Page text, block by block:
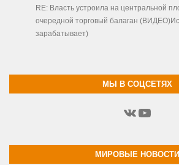
RE: Власть устроила на центральной
очередной торговый балаган
зарабатывает)
МЫ В СОЦСЕТЯХ
МИРОВЫЕ НОВОСТИ